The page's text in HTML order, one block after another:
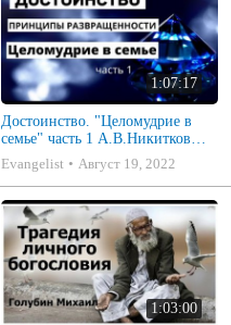
1:07:17
Достоинство. "Целомудрие в
семье" часть 1 А.В.Никитков
Беседа для семейных МСЦ ЕХБ
Evangelist Август 19, 2022
1:03:00